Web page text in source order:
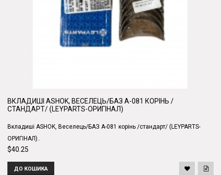
ВКЛАДИШІ ASHOK, ВЕСЕЛЕЦЬ/БАЗ А-081 КОРІНЬ /
СТАНДАРТ/ (LEYPARTS-ОРИГІНАЛ)
Вкладиші ASHOK, Веселець/БАЗ А-081 корінь /стандарт/ (LEYPARTS-
ОРИГІНАЛ)..
$40.25
ДО КОШИКА